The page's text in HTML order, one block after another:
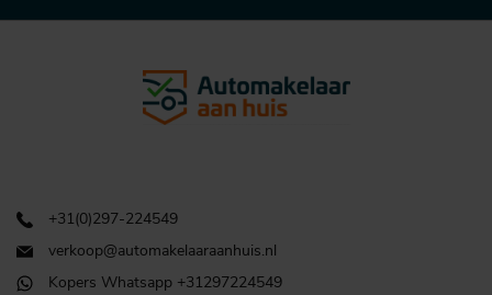
+31(0)297-224549
verkoop@automakelaaraanhuis.nl
Kopers Whatsapp +31297224549